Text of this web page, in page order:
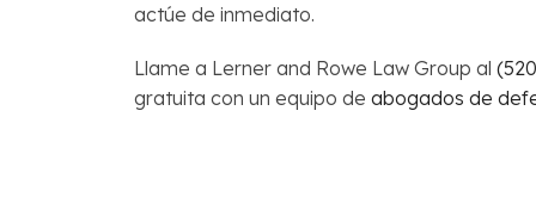
actúe de inmediato.
Llame a Lerner and Rowe Law Group al
gratuita con un equipo de abogados de